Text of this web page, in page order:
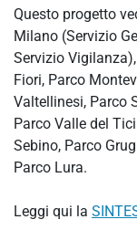
Questo progetto
Milano (Servizio
Servizio
Fiori, Parco
Valtellinesi, Parco
Parco Valle del
Sebino, Parco
Parco Lura.
Leggi qui la